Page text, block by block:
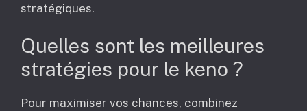
stratégiques.
Quelles sont les meilleures
stratégies pour le keno ?
Pour maximiser vos chances, combinez